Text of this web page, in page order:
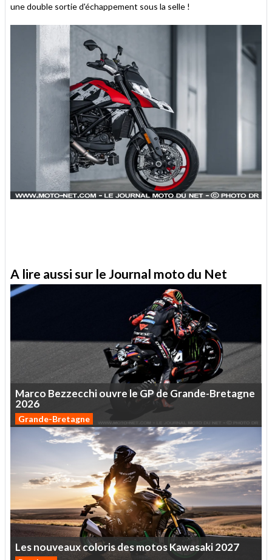
une double sortie d'échappement sous la selle !
A lire aussi sur le Journal moto du Net
Marco Bezzecchiouvre leGPde Grande-Bretagne
2026
Grande-Bretagne
LesnouveauxcolorisdesmotosKawasaki2027